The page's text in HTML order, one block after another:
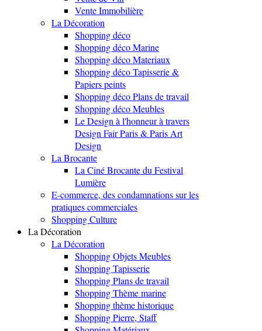
Vente Immobilière
La Décoration
Shopping déco
Shopping déco Marine
Shopping déco Materiaux
Shopping déco Tapisserie &
Papiers peints
Shopping déco Plans de travail
Shopping déco Meubles
Le Design à l'honneur à travers
Design Fair Paris & Paris Art
Design
La Brocante
La Ciné Brocante du Festival
Lumière
E-commerce, des condamnations sur les
pratiques commerciales
Shopping Culture
La Décoration
La Décoration
Shopping Objets Meubles
Shopping Tapisserie
Shopping Plans de travail
Shopping Thème marine
Shopping thème historique
Shopping Pierre, Staff